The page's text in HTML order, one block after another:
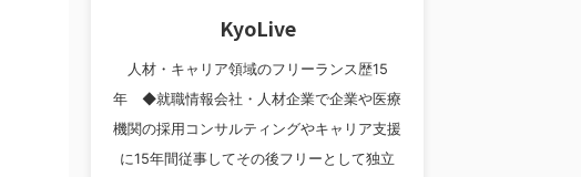
KyoLive
人材・キャリア領域のフリーランス歴15
年 ◆就職情報会社・人材企業で企業や医療
機関の採用コンサルティングやキャリア支援
に15年間従事してその後フリーとして独立